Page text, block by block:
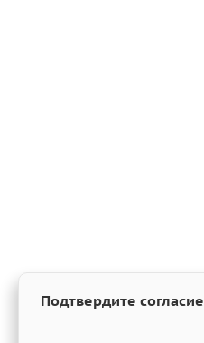
Подтвердите согласие